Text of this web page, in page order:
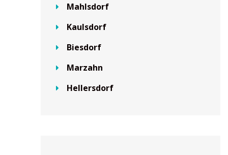
Mahlsdorf
Kaulsdorf
Biesdorf
Marzahn
Hellersdorf